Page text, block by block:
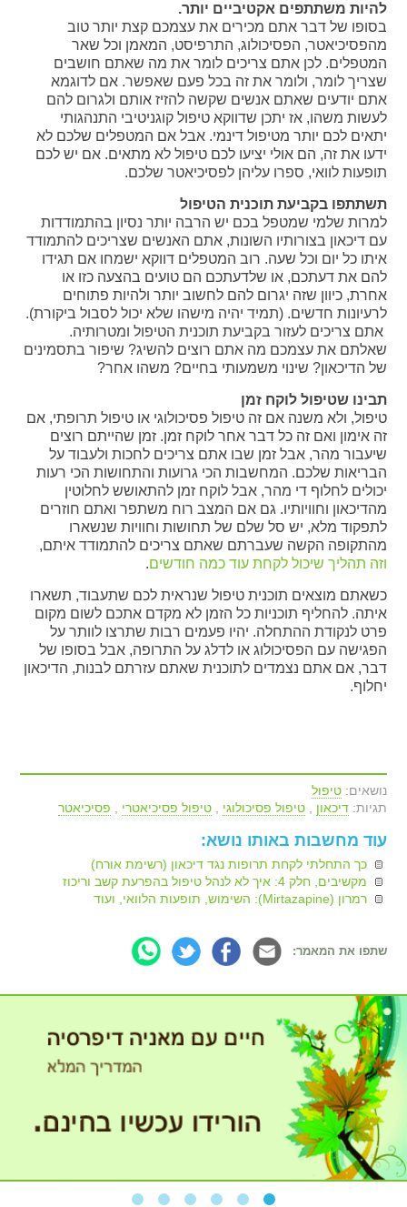
להיות משתתפים אקטיביים יותר.
בסופו של דבר אתם מכירים את עצמכם קצת יותר טוב
מהפסיכיאטר, הפסיכולוג, התרפיסט, המאמן וכל שאר
המטפלים. לכן אתם צריכים לומר את מה שאתם חושבים
שצריך לומר, ולומר את זה בכל פעם שאפשר. אם לדוגמא
אתם יודעים שאתם אנשים שקשה להזיז אותם ולגרום להם
לעשות משהו, אז יתכן שדווקא טיפול קוגניטיבי התנהגותי
יתאים לכם יותר מטיפול דינמי. אבל אם המטפלים שלכם לא
ידעו את זה, הם אולי יציעו לכם טיפול לא מתאים. אם יש לכם
תופעות לוואי, ספרו עליהן לפסיכיאטר שלכם.
תשתתפו בקביעת תוכנית הטיפול
למרות שלמי שמטפל בכם יש הרבה יותר נסיון בהתמודדות
עם דיכאון בצורותיו השונות, אתם האנשים שצריכים להתמודד
איתו כל יום וכל שעה. רוב המטפלים דווקא ישמחו אם תגידו
להם את דעתכם, או שלדעתכם הם טועים בהצעה כזו או
אחרת, כיוון שזה יגרום להם לחשוב יותר ולהיות פתוחים
לרעיונות חדשים. (תמיד יהיה מישהו שלא יכול לסבול ביקורת).
אתם צריכים לעזור בקביעת תוכנית הטיפול ומטרותיה.
שאלתם את עצמכם מה אתם רוצים להשיג? שיפור בתסמינים
של הדיכאון? שינוי משמעותי בחיים? משהו אחר?
תבינו שטיפול לוקח זמן
טיפול, ולא משנה אם זה טיפול פסיכולוגי או טיפול תרופתי, אם
זה אימון ואם זה כל דבר אחר לוקח זמן. זמן שהייתם רוצים
שיעבור מהר, אבל זמן שבו אתם צריכים לחכות ולעבוד על
הבריאות שלכם. המחשבות הכי גרועות והתחושות הכי רעות
יכולים לחלוף די מהר, אבל לוקח זמן להתאושש לחלוטין
מהדיכאון וחוויותיו. גם אם המצב רוח משתפר ואתם חוזרים
לתפקוד מלא, יש סל שלם של תחושות וחוויות שנשארו
מהתקופה הקשה שעברתם שאתם צריכים להתמודד איתם,
וזה תהליך שיכול לקחת עוד כמה חודשים.
כשאתם מוצאים תוכנית טיפול שנראית לכם שתעבוד, תשארו
איתה. להחליף תוכניות כל הזמן לא מקדם אתכם לשום מקום
פרט לנקודת ההתחלה. יהיו פעמים רבות שתרצו לוותר על
הפגישה עם הפסיכולוג או לדלג על התרופה, אבל בסופו של
דבר, אם אתם נצמדים לתוכנית שאתם עזרתם לבנות, הדיכאון
יחלוף.
נושאים:טיפול
תגיות:דיכאון ,טיפול פסיכולוגי ,טיפול פסיכיאטרי פסיכיאטר
עוד מחשבות באותו נושא:
כך התחלתי לקחת תרופות נגד דיכאון (רשימת אורח)
מקשיבים, חלק 4: איך לא לנהל טיפול בהפרעת קשב וריכוז
רמרון (Mirtazapine): השימוש, תופעות הלוואי, ועוד
שתפו את המאמר: